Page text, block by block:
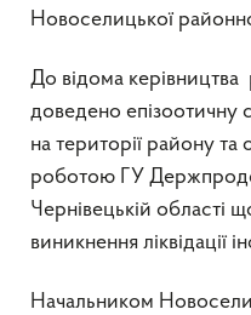
Новоселицької
До відома керівництва
доведено епізоотичну
на території району
роботою ГУ
Чернівецькій області
виникнення ліквідації
Начальником